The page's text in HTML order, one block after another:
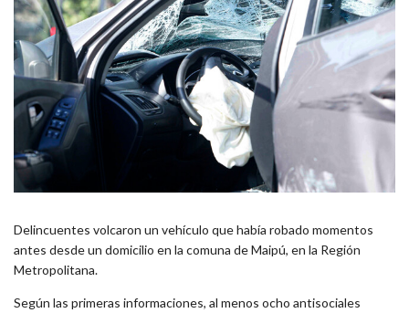
Delincuentes volcaron un vehículo que había robado momentos
antes desde un domicilio en la comuna de Maipú, en la Región
Metropolitana.
Según las primeras informaciones, al menos ocho antisociales